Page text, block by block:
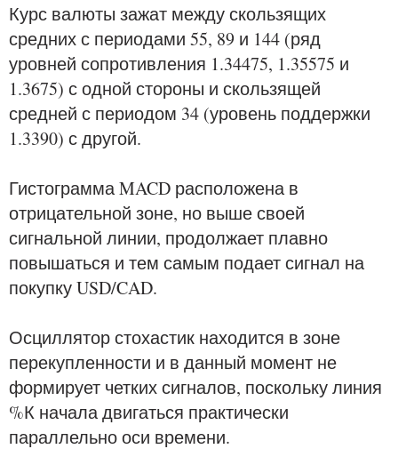
Курс валюты зажат между скользящих
средних с периодами 55, 89 и 144 (ряд
уровней сопротивления 1.34475, 1.35575 и
1.3675) с одной стороны и скользящей
средней с периодом 34 (уровень поддержки
1.3390) с другой.
Гистограмма MACD расположена в
отрицательной зоне, но выше своей
сигнальной линии, продолжает плавно
повышаться и тем самым подает сигнал на
покупку USD/CAD.
Осциллятор стохастик находится в зоне
перекупленности и в данный момент не
формирует четких сигналов, поскольку линия
%К начала двигаться практически
параллельно оси времени.